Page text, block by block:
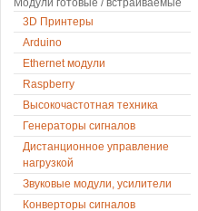
Модули готовые / встраиваемые
3D Принтеры
Arduino
Ethernet модули
Raspberry
Высокочастотная техника
Генераторы сигналов
Дистанционное управление
нагрузкой
Звуковые модули, усилители
Конверторы сигналов